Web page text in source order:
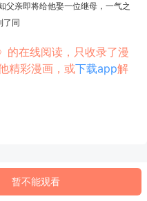
父亲即将给他娶一位继母，一气之
了同
的在线阅读，只收录了漫
精彩漫画，或下载app解
暂不能观看